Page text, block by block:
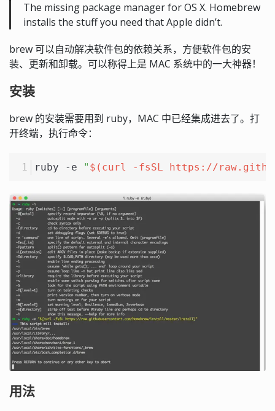
The missing package manager for OS X. Homebrew
installs the stuff you need that Apple didn’t.
brew 可以自动解决软件包的依赖关系，方便软件包的安
装、更新和卸载。可以称得上是 MAC 系统中的一大神器！
安装
brew 的安装需要用到 ruby，MAC 中已经集成进去了。打
开终端，执行命令：
ruby -e " $(curl -fsSL https://
用法